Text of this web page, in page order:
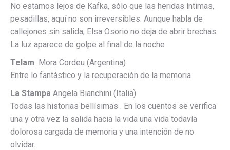
No estamos lejos de Kafka, sólo que las heridas íntimas,
pesadillas, aquí no son irreversibles. Aunque habla de
callejones sin salida, Elsa Osorio no deja de abrir brechas.
La luz aparece de golpe al final de la noche
Telam Mora Cordeu (Argentina)
Entre lo fantástico y la recuperación de la memoria
La Stampa Angela Bianchini (Italia)
Todas las historias bellísimas . En los cuentos se verifica
una y otra vez la salida hacia la vida una vida todavía
dolorosa cargada de memoria y una intención de no
olvidar.